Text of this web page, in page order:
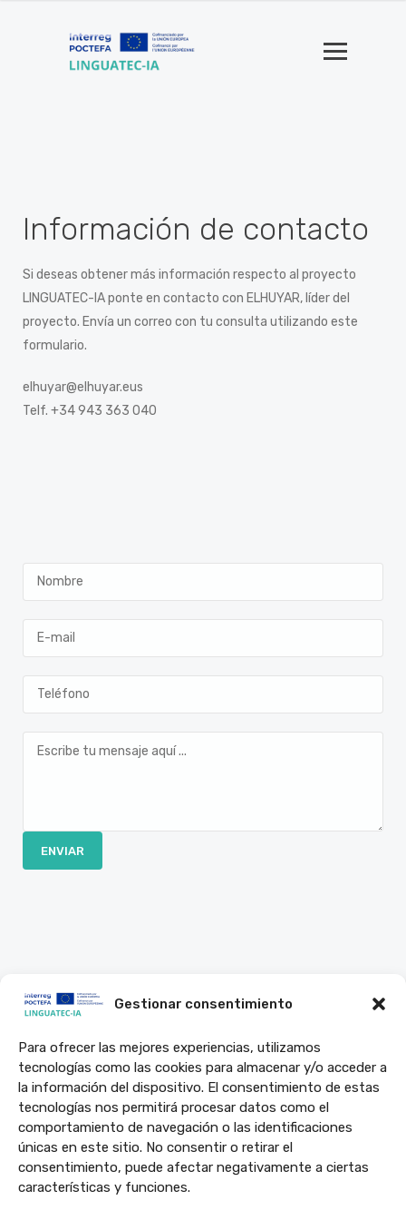
Gestionar consentimiento
Para ofrecer las mejores experiencias, utilizamos
tecnologías como las cookies para almacenar y/o acceder a
la información del dispositivo. El consentimiento de estas
tecnologías nos permitirá procesar datos como el
comportamiento de navegación o las identificaciones
únicas en este sitio. No consentir o retirar el
consentimiento, puede afectar negativamente a ciertas
características y funciones.
Información de contacto
Si deseas obtener más información respecto al proyecto
LINGUATEC-IA ponte en contacto con ELHUYAR, líder del
proyecto. Envía un correo con tu consulta utilizando este
formulario.
elhuyar@elhuyar.eus
Telf. +34 943 363 040
El proyecto LINGUATEC-IA ha sido cofinanciado al 65% por la Unión
Europea a través del Programa Interreg VI-A España-Francia-Andorra
(POCTEFA 2021-2027). El objetivo del POCTEFA es reforzar la
integración económica y social de la zona fronteriza España-Francia-
Andorra.